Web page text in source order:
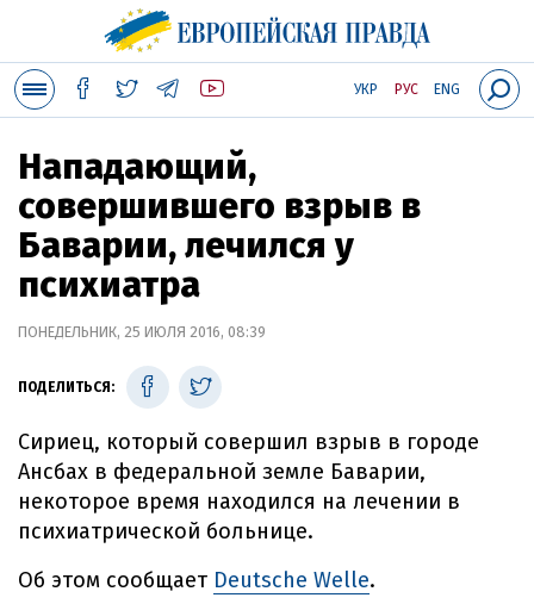
УКР РУС ENG
Нападающий,
совершившего взрыв в
Баварии, лечился у
психиатра
ПОНЕДЕЛЬНИК, 25 ИЮЛЯ 2016, 08:39
ПОДЕЛИТЬСЯ:
Сириец, который совершил взрыв в городе
Ансбах в федеральной земле Баварии,
некоторое время находился на лечении в
психиатрической больнице.
Об этом сообщает Deutsche Welle.